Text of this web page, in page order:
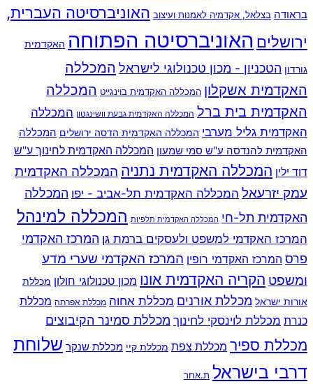
בראודה בצלאל, אקדמיה לאמנות ועיצוב האוניברסיטה העברית,
ירושלים האוניברסיטה הפתוחה האקדמית
גורדון הטכניון - מכון טכנולוגי לישראל המכללה
האקדמית אשקלון המכללה האקדמית בוינגייט המכללה
האקדמית בית ברל המכללה האקדמית גבעת וושינגטון המכללה
האקדמית גליל מערבי המכללה האקדמית הדסה ירושלים המכללה
האקדמית להנדסה ע"ש סמי שמעון המכללה האקדמית לחינוך ע"ש
דוד ילין המכללה האקדמית נתניה המכללה האקדמית
עמק יזרעאל המכללה האקדמית תל-אביב - יפו המכללה
האקדמית תל-חי המכללה האקדמית תלפיות המכללה למינהל
המרכז האקדמי למשפט ולעסקים ברמת גן המרכז האקדמי
פרס המרכז האקדמי רופין המרכז האקדמי שערי מדע
ומשפט הקריה האקדמית אונו מכון טכנולוגי חולון מכללת
אורות ישראל מכללת אורנים מכללת אחוה מכללת אפרתה מכללת
כנרת מכללת לוינסקי לחינוך מכללת סמינר הקיבוצים
מכללת ספיר מכללת צפת מכללת קיי מכללת שנקר שלוחת
דרבי בישראל ת.אחר